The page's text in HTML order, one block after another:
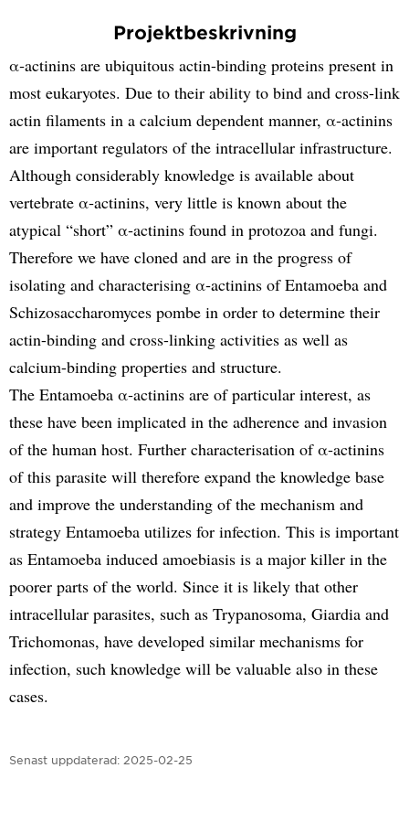
Projektbeskrivning
α‑actinins are ubiquitous actin-binding proteins present in
most eukaryotes. Due to their ability to bind and cross-link
actin filaments in a calcium dependent manner, α‑actinins
are important regulators of the intracellular infrastructure.
Although considerably knowledge is available about
vertebrate α‑actinins, very little is known about the
atypical “short” α‑actinins found in protozoa and fungi.
Therefore we have cloned and are in the progress of
isolating and characterising α‑actinins of Entamoeba and
Schizosaccharomyces pombe in order to determine their
actin-binding and cross-linking activities as well as
calcium-binding properties and structure.
The Entamoeba α‑actinins are of particular interest, as
these have been implicated in the adherence and invasion
of the human host. Further characterisation of α‑actinins
of this parasite will therefore expand the knowledge base
and improve the understanding of the mechanism and
strategy Entamoeba utilizes for infection. This is important
as Entamoeba induced amoebiasis is a major killer in the
poorer parts of the world. Since it is likely that other
intracellular parasites, such as Trypanosoma, Giardia and
Trichomonas, have developed similar mechanisms for
infection, such knowledge will be valuable also in these
cases.
Senast uppdaterad: 2025-02-25